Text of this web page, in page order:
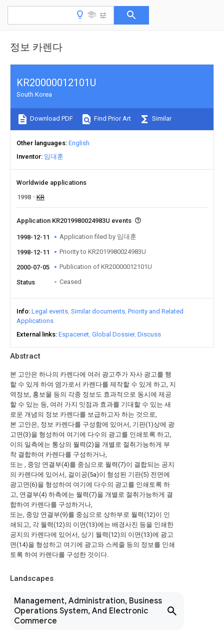
정보 카렌다
Abstract
본 고안은 하나의 카렌다에 여러 광고주가 자사 광고를 행
할 수 있게 하여 염가로서 카렌다를 제작할 수 있게 하고, 지
역정보, 홍보물 등의 각종 정보도 효과적으로 동시에 제공
할 수 있는 등, 여러 가지 잇점과 효과를 기대할 수 있는 새
로운 개념의 정보 카렌다를 보급하고자 하는 것으로,
본 고안은, 정보 카렌다를 구성함에 있어서, 기판(1)상에 광
고면(3)을 형성하여 여기에 다수의 광고를 인쇄토록 하고,
이의 일측에는 통상의 월력(2)을 개별로 절취가능하게 부
착 결합하여 카렌다를 구성하거나,
또는 , 중앙 연결부(4)를 중심으로 월력(7)이 결합되는 공지
의 카렌다에 있어서, 걸이공(5a)이 형성된 기판(5) 전면에
광고면(6)을 형성하여 여기에 다수의 광고를 인쇄토록 하
고, 연결부(4) 하측에는 월력(7)을 개별로 절취가능하게 결
합하여 카렌다를 구성하거나,
또는, 중앙 연결부(9)를 중심으로 상하부로 월력(12)이 인
쇄되고, 각 월력(12)의 이면(13)에는 배경사진 등을 인쇄한
공지의 카렌다에 있어서, 상기 월력(12)의 이면(13)에 광고
면(14)을 형성하고 여기에 광고와 스케줄 등의 정보를 인쇄
토록 하여 카렌다를 구성한 것이다.
Landscapes
Management, Administration, Business
Operations System, And Electronic
Commerce
KR20000012101U
South Korea
Download PDF Find Prior Art Similar
Other languages English
Inventor 임대훈
Worldwide applications
1998
KR
Application KR2019980024983U events
1998-12-11 Application filed by 임대훈
1998-12-11 Priority to KR2019980024983U
2000-07-05 Publication of KR20000012101U
Status Ceased
Info Legal events Similar documents Priority and Related
Applications
External links Espacenet Global Dossier Discuss